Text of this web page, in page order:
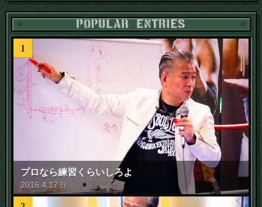
1
プロなら練習くらいしろよ
2016.4.17 日